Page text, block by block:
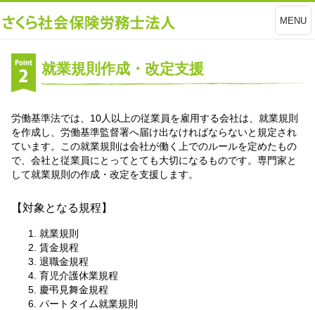
MENU
就業規則作成・改定支援
労働基準法では、10人以上の従業員を雇用する会社は、就業規則
を作成し、労働基準監督署へ届け出なければならないと規定され
ています。この就業規則は会社が働く上でのルールを定めたもの
で、会社と従業員にとってとても大切になるものです。専門家と
して就業規則の作成・改定を支援します。
【対象となる規程】
就業規則
賃金規程
退職金規程
育児介護休業規程
慶弔見舞金規程
パートタイム就業規則